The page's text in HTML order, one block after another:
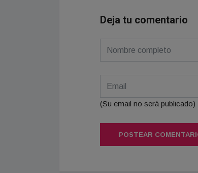
Deja tu comentario
(Su email no será publicado)
POSTEAR